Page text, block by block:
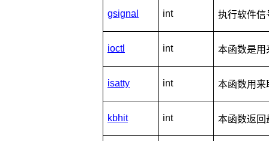
gsignal int 执行软件信
ioctl int 本函数是用
isatty int 本函数用来
kbhit int 本函数返回